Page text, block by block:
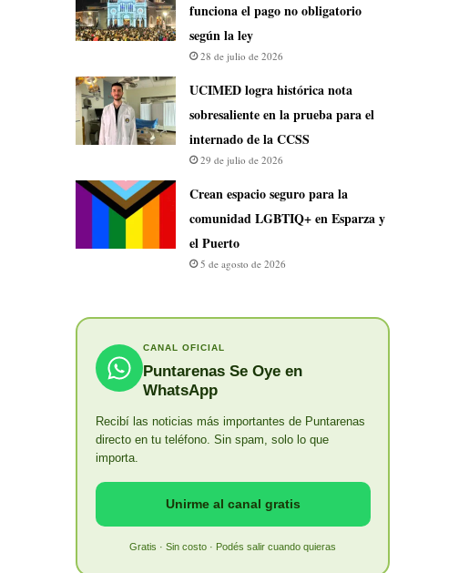
funciona el pago no obligatorio
según la ley
28 de julio de 2026
UCIMED logra histórica nota
sobresaliente en la prueba para el
internado de la CCSS
29 de julio de 2026
Crean espacio seguro para la
comunidad LGBTIQ+ en Esparza y
el Puerto
5 de agosto de 2026
CANAL OFICIAL
Puntarenas Se Oye en
WhatsApp
Recibí las noticias más importantes de Puntarenas
directo en tu teléfono. Sin spam, solo lo que
importa.
Unirme al canal gratis
Gratis · Sin costo · Podés salir cuando quieras